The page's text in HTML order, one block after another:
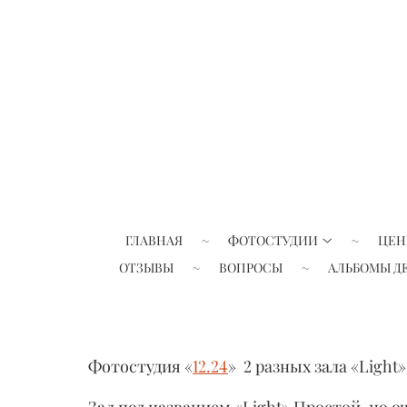
ГЛАВНАЯ ФОТОСТУДИИ
ОТЗЫВЫ
ВОПРОСЫ АЛЬБОМЫ
Фотостудия «12.24» 2 разных зала